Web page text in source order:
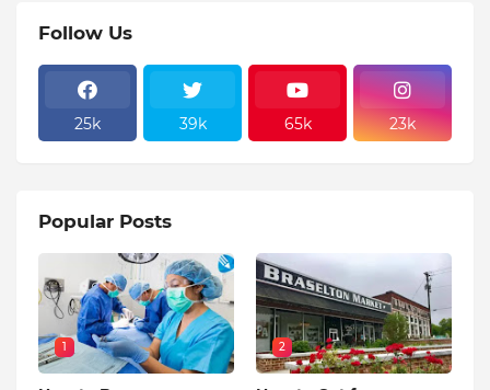
Follow Us
25k 39k 65k 23k
Popular Posts
1 2